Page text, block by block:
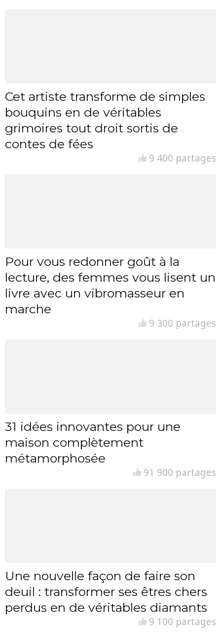
Cet artiste transforme de simples
bouquins en de véritables
grimoires tout droit sortis de
contes de fées
9 400 partages
Pour vous redonner goût à la
lecture, des femmes vous lisent un
livre avec un vibromasseur en
marche
9 300 partages
31 idées innovantes pour une
maison complètement
métamorphosée
91 900 partages
Une nouvelle façon de faire son
deuil : transformer ses êtres chers
perdus en de véritables diamants
9 100 partages